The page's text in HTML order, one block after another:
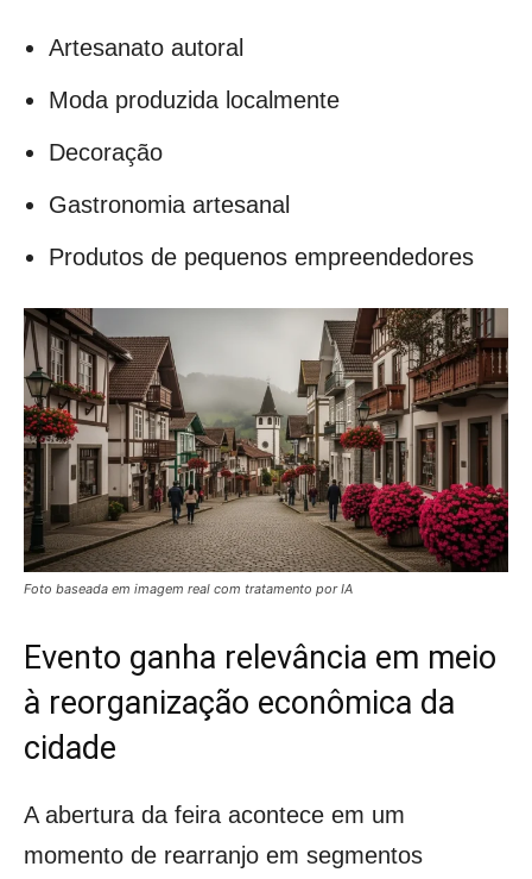
Artesanato autoral
Moda produzida localmente
Decoração
Gastronomia artesanal
Produtos de pequenos empreendedores
Foto baseada em imagem real com tratamento por IA
Evento ganha relevância em meio
à reorganização econômica da
cidade
A abertura da feira acontece em um
momento de rearranjo em segmentos